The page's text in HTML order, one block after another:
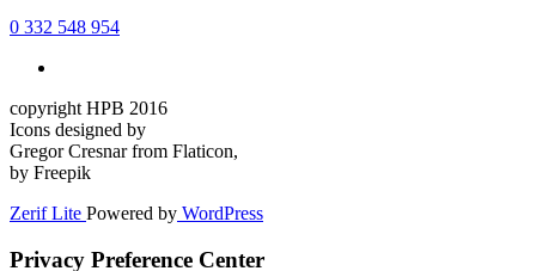
0 332 548 954
copyright HPB 2016
Icons designed by
Gregor Cresnar from Flaticon,
by Freepik
Zerif Lite Powered by WordPress
Privacy Preference Center